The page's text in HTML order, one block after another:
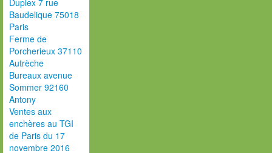
Duplex 7 rue
Baudelique 75018
Paris
Ferme de
Porcherieux 37110
Autrèche
Bureaux avenue
Sommer 92160
Antony
Ventes aux
enchères au TGI
de Paris du 17
novembre 2016